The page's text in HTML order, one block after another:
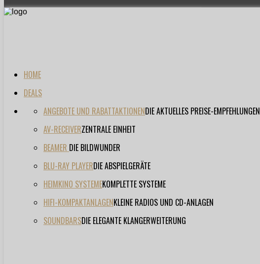
HOME
DEALS
ANGEBOTE UND RABATTAKTIONENDIE AKTUELLES PREISE-EMPFEHLUNGEN
AV-RECEIVERZENTRALE EINHEIT
BEAMER DIE BILDWUNDER
BLU-RAY PLAYERDIE ABSPIELGERÄTE
HEIMKINO SYSTEMEKOMPLETTE SYSTEME
HIFI-KOMPAKTANLAGENKLEINE RADIOS UND CD-ANLAGEN
SOUNDBARSDIE ELEGANTE KLANGERWEITERUNG